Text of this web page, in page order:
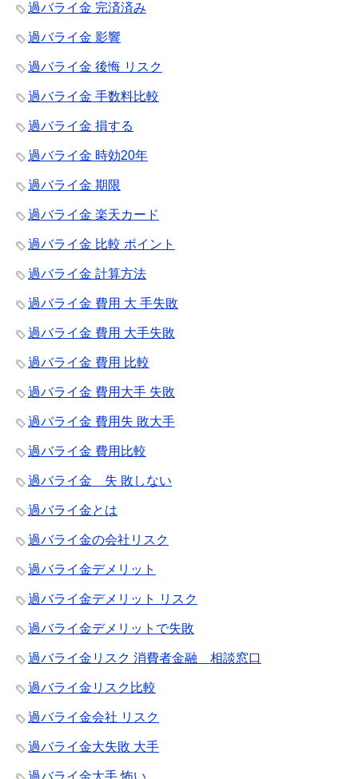
過バライ金 完済済み
過バライ金 影響
過バライ金 後悔 リスク
過バライ金 手数料比較
過バライ金 損する
過バライ金 時効20年
過バライ金 期限
過バライ金 楽天カード
過バライ金 比較 ポイント
過バライ金 計算方法
過バライ金 費用 大 手失敗
過バライ金 費用 大手失敗
過バライ金 費用 比較
過バライ金 費用大手 失敗
過バライ金 費用失 敗大手
過バライ金 費用比較
過バライ金 失 敗しない
過バライ金とは
過バライ金の会社リスク
過バライ金デメリット
過バライ金デメリット リスク
過バライ金デメリットで失敗
過バライ金リスク 消費者金融 相談窓口
過バライ金リスク比較
過バライ金会社 リスク
過バライ金大失敗 大手